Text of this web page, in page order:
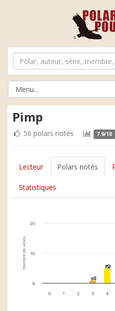
Pimp
56 polars notés 7.9/10
Lecteur Polars notés
Statistiques
Nombre de votes
1
1
5
5
0 1 2 3 4
0
10
20